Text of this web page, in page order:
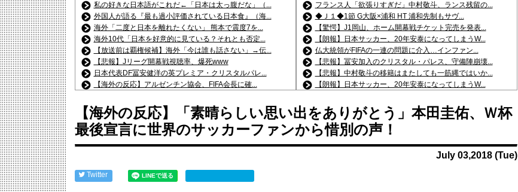
私の好きな日本語がこれだ←「日本は太っ腹だな」（...
外国人が語る『最も過小評価されている日本食』（海...
海外「二度と日本を離れたくない」 熊本で震度7を...
海外10代「日本を好意的に見ている？それとも否定...
【放送前は覇権候補】海外「今は誰も話さない」→伝...
【悲報】Jリーグ開幕戦視聴率、爆死www
日本代表DF冨安健洋の英プレミア・クリスタルパレ...
【海外の反応】アルゼンチン協会、FIFA会長に確...
韓国人「熊本地震で見る日本の土木技術の完全勝利を...
海外「まるでタイムスリップしたみたいだ…！」日本...
韓国サッカー前監督を任意聴取…業務上背任などの容...
Powered by livedoor 相互RSS
フランス人「欲張りすぎだ」中村敬斗、ランス残留の...
◆Ｊ１◆1節 G大阪×浦和 HT 浦和先制もサヴ...
【驚愕】J1岡山、ホーム開幕戦チケット完売を発表...
【朗報】日本サッカー、20年安泰になってしまうW...
仏大統領がFIFAの一連の問題に介入…インファン...
【悲報】冨安加入のクリスタル・パレス、守備陣崩壊...
【悲報】中村敬斗の移籍はまたしても一筋縄ではいか...
【朗報】日本サッカー、20年安泰になってしまうW...
日本代表DF冨安健洋の英プレミア・クリスタルパレ...
韓国サッカー前監督を任意聴取…業務上背任などの容...
...
【海外の反応】「素晴らしい思い出をありがとう」本田圭佑、Ｗ杯
最後宣言に世界のサッカーファンから惜別の声！
July 03,2018 (Tue)
Twitter